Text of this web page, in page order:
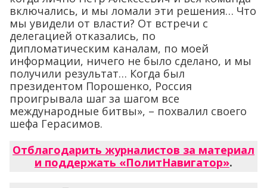
включались, и мы ломали эти решения… Что
мы увидели от власти? От встречи с
делегацией отказались, по
дипломатическим каналам, по моей
информации, ничего не было сделано, и мы
получили результат… Когда был
президентом Порошенко, Россия
проигрывала шаг за шагом все
международные битвы», – похвалил своего
шефа Герасимов.
Отблагодарить журналистов за материал
и поддержать «ПолитНавигатор».